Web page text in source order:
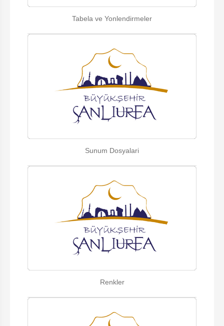
Tabela ve Yonlendirmeler
Sunum Dosyalari
Renkler